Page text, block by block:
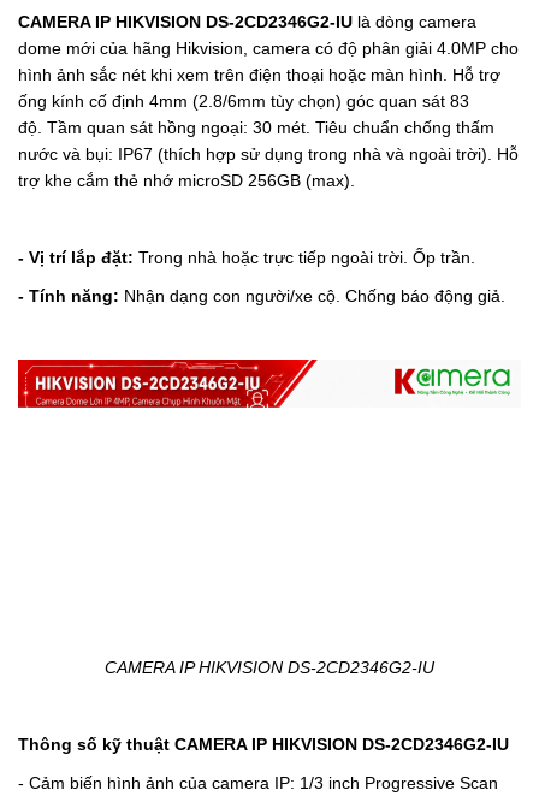
CAMERA IP HIKVISION DS-2CD2346G2-IU là dòng camera
dome mới của hãng Hikvision, camera có độ phân giải 4.0MP cho
hình ảnh sắc nét khi xem trên điện thoại hoặc màn hình. Hỗ trợ
ống kính cố định 4mm (2.8/6mm tùy chọn) góc quan sát 83
độ. Tầm quan sát hồng ngoại: 30 mét. Tiêu chuẩn chống thấm
nước và bụi: IP67 (thích hợp sử dụng trong nhà và ngoài trời). Hỗ
trợ khe cắm thẻ nhớ microSD 256GB (max).
- Vị trí lắp đặt: Trong nhà hoặc trực tiếp ngoài trời. Ốp trần.
- Tính năng: Nhận dạng con người/xe cộ. Chống báo động giả.
CAMERA IP HIKVISION DS-2CD2346G2-IU
Thông số kỹ thuật CAMERA IP HIKVISION DS-2CD2346G2-IU
- Cảm biến hình ảnh của camera IP: 1/3 inch Progressive Scan